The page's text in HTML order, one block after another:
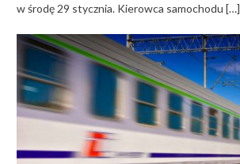
w środę 29 stycznia. Kierowca samochodu […]